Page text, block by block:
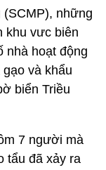
những
khu vưc biên
nhà hoạt động
và khẩu
biển Triều
7 người mà
tẩu đã xảy ra